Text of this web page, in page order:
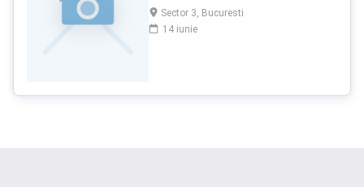
batrani la domiciliu.
Sector 3, Bucuresti
14 iunie